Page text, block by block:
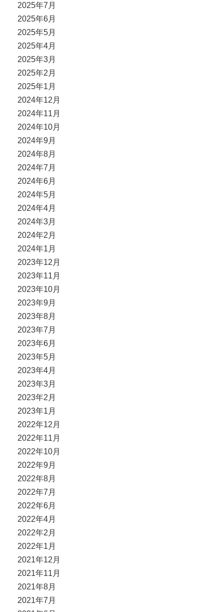
2025年7月
2025年6月
2025年5月
2025年4月
2025年3月
2025年2月
2025年1月
2024年12月
2024年11月
2024年10月
2024年9月
2024年8月
2024年7月
2024年6月
2024年5月
2024年4月
2024年3月
2024年2月
2024年1月
2023年12月
2023年11月
2023年10月
2023年9月
2023年8月
2023年7月
2023年6月
2023年5月
2023年4月
2023年3月
2023年2月
2023年1月
2022年12月
2022年11月
2022年10月
2022年9月
2022年8月
2022年7月
2022年6月
2022年4月
2022年2月
2022年1月
2021年12月
2021年11月
2021年8月
2021年7月